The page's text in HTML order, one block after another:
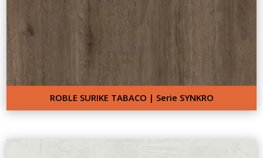
ROBLE SURIKE TABACO | Serie SYNKRO